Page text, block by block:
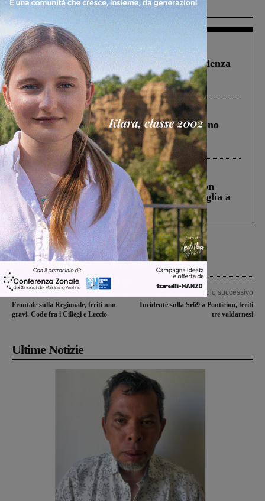
Più lette
Figline Incisa Valdarno 1 Agosto 2026
Piscina di Figline finanziata oltre la scadenza
Pnrr, il gruppo di Fratelli d’Italia: “Un
ringraziamento al Governo”
Cronaca 4 Agosto 2026
Un anno fa la strage in A1 in cui morirono
Gianni, Giulia e Franco. Lo schianto, il
processo, lo stop ai sorpassi fra tir....
Cronaca 3 Agosto 2026
Scomparso da una struttura di Castiglion
Fiorentino l’uomo che aveva ucciso la figlia a
Levane nel 2020
Articolo precedente
Frontale sulla Regionale, feriti non
gravi. Code fra i Ciliegi e Leccio
Articolo successivo
Incidente sulla Sr69 a Ponticino, feriti
tre valdarnesi
Ultime Notizie